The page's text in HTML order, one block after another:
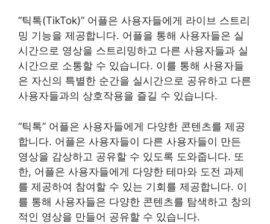
“틱톡(TikTok)” 어플은 사용자들에게 라이브 스트리
밍 기능을 제공합니다. 어플을 통해 사용자들은 실
시간으로 영상을 스트리밍하고 다른 사용자들과 실
시간으로 소통할 수 있습니다. 이를 통해 사용자들
은 자신의 특별한 순간을 실시간으로 공유하고 다른
사용자들과의 상호작용을 즐길 수 있습니다.
“틱톡” 어플은 사용자들에게 다양한 콘텐츠를 제공
합니다. 어플은 사용자들이 다른 사용자들이 만든
영상을 감상하고 공유할 수 있도록 도와줍니다. 또
한, 어플은 사용자들에게 다양한 테마와 도전 과제
를 제공하여 참여할 수 있는 기회를 제공합니다. 이
를 통해 사용자들은 다양한 콘텐츠를 탐색하고 창의
적인 영상을 만들어 공유할 수 있습니다.